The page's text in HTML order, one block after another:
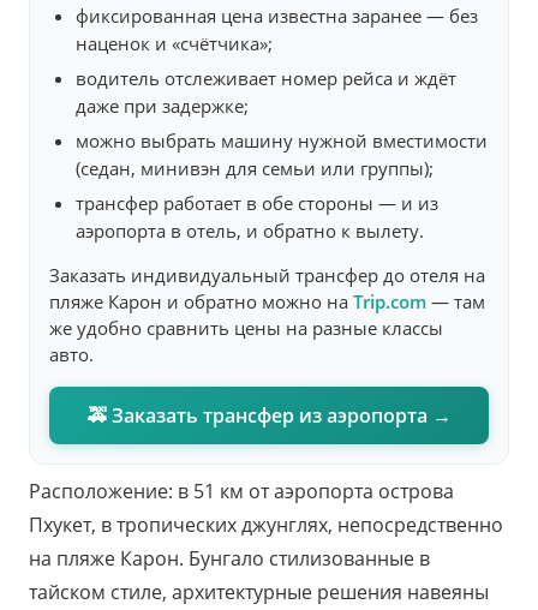
фиксированная цена известна заранее — без
наценок и «счётчика»;
водитель отслеживает номер рейса и ждёт
даже при задержке;
можно выбрать машину нужной вместимости
(седан, минивэн для семьи или группы);
трансфер работает в обе стороны — и из
аэропорта в отель, и обратно к вылету.
Заказать индивидуальный трансфер до отеля на
пляже Карон и обратно можно на Trip.com — там
же удобно сравнить цены на разные классы
авто.
🚕 Заказать трансфер из аэропорта →
Расположение: в 51 км от аэропорта острова
Пхукет, в тропических джунглях, непосредственно
на пляже Карон. Бунгало стилизованные в
тайском стиле, архитектурные решения навеяны